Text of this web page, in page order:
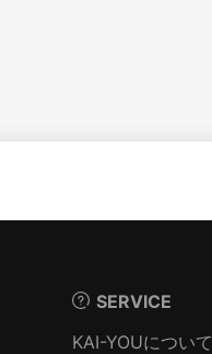
SERVICE
KAI-YOUについて